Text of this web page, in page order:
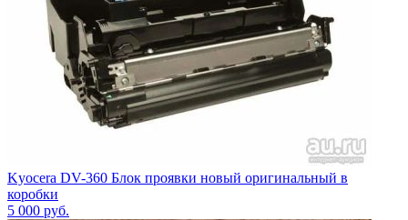
Kyocera DV-360 Блок проявки новый оригинальный в
коробки
5 000 руб.